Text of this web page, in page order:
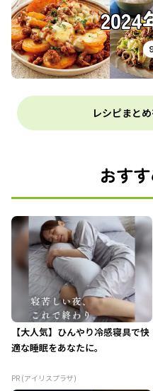
2024
レシピまと
おす
【大人気】ひんやり冷感寝具で快
適な睡眠をあなたに。
PR (アイリスプラザ)